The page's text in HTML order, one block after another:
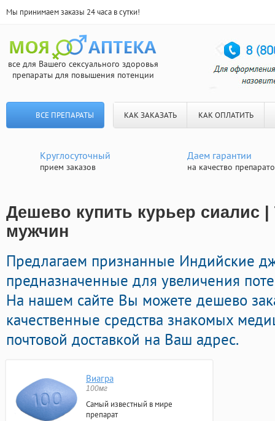
Мы принимаем заказы 24 часа в сутки!
все для Вашего сексуального здоровья
препараты для повышения потенции
ВСЕ ПРЕПАРАТЫ КАК ЗАКАЗАТЬ КАК ОПЛАТИТЬ
Круглосуточный
прием заказов
Даем гарантии
на качество
Дешево купить курьер сиалис |
мужчин
Предлагаем признанные Индийские
предназначенные для увеличения
На нашем сайте Вы можете дешево
качественные средства знакомых
почтовой доставкой на Ваш адрес.
Виагра
100мг
Самый известный в мире
препарат